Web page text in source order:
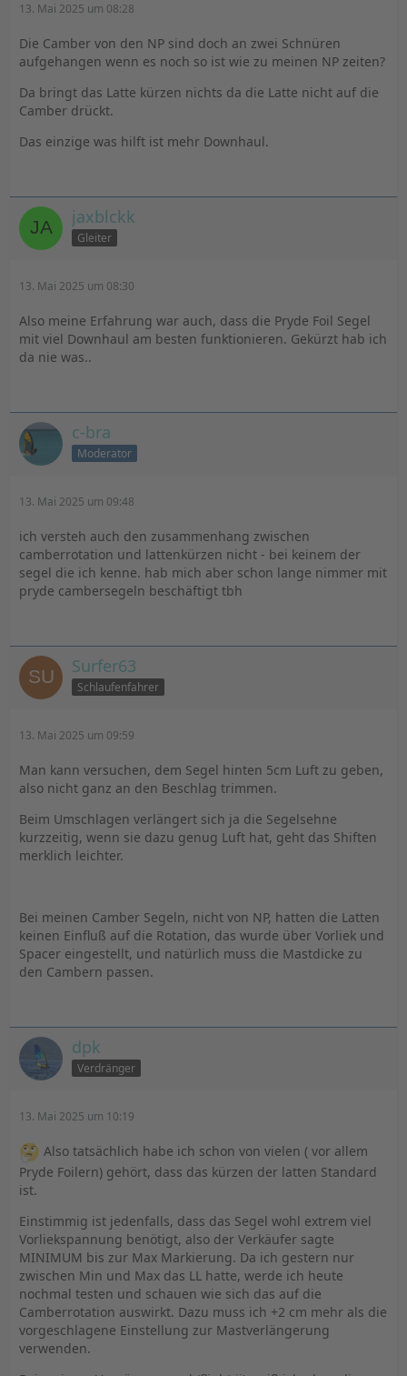
13. Mai 2025 um 08:28
Die Camber von den NP sind doch an zwei Schnüren
aufgehangen wenn es noch so ist wie zu meinen NP zeiten?
Da bringt das Latte kürzen nichts da die Latte nicht auf die
Camber drückt.
Das einzige was hilft ist mehr Downhaul.
jaxblckk
Gleiter
13. Mai 2025 um 08:30
Also meine Erfahrung war auch, dass die Pryde Foil Segel
mit viel Downhaul am besten funktionieren. Gekürzt hab ich
da nie was..
c-bra
Moderator
13. Mai 2025 um 09:48
ich versteh auch den zusammenhang zwischen
camberrotation und lattenkürzen nicht - bei keinem der
segel die ich kenne. hab mich aber schon lange nimmer mit
pryde cambersegeln beschäftigt tbh
Surfer63
Schlaufenfahrer
13. Mai 2025 um 09:59
Man kann versuchen, dem Segel hinten 5cm Luft zu geben,
also nicht ganz an den Beschlag trimmen.
Beim Umschlagen verlängert sich ja die Segelsehne
kurzzeitig, wenn sie dazu genug Luft hat, geht das Shiften
merklich leichter.
Bei meinen Camber Segeln, nicht von NP, hatten die Latten
keinen Einfluß auf die Rotation, das wurde über Vorliek und
Spacer eingestellt, und natürlich muss die Mastdicke zu
den Cambern passen.
dpk
Verdränger
13. Mai 2025 um 10:19
Also tatsächlich habe ich schon von vielen ( vor allem
Pryde Foilern) gehört, dass das kürzen der latten Standard
ist.
Einstimmig ist jedenfalls, dass das Segel wohl extrem viel
Vorliekspannung benötigt, also der Verkäufer sagte
MINIMUM bis zur Max Markierung. Da ich gestern nur
zwischen Min und Max das LL hatte, werde ich heute
nochmal testen und schauen wie sich das auf die
Camberrotation auswirkt. Dazu muss ich +2 cm mehr als die
vorgeschlagene Einstellung zur Mastverlängerung
verwenden.